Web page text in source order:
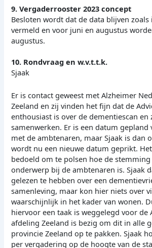
9. Vergaderrooster 2023 concept
Besloten wordt dat de data blijven
vermeld en voor juni en augustus
augustus.
10. Rondvraag en w.v.t.t.k.
Sjaak
Er is contact geweest met Alzheimer
Zeeland en zij vinden het fijn dat de
enthousiast is over de dementiescan en
samenwerken. Er is een datum gepland
met de ambtenaren, maar Sjaak is dan
wordt nu een nieuwe datum geprikt.
bedoeld om te polsen hoe de
onderwerp bij de ambtenaren is. Sjaak
gelezen te hebben over een
samenleving, maar kon hier niets over
waarschijnlijk in het kader van wonen.
hiervoor een taak is weggelegd voor de
afdeling Zeeland is bezig om dit in alle
provincie Zeeland op te pakken. Sjaak
per vergadering op de hoogte van de